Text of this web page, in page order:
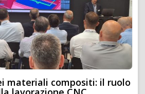
materiali compositi: il ruolo